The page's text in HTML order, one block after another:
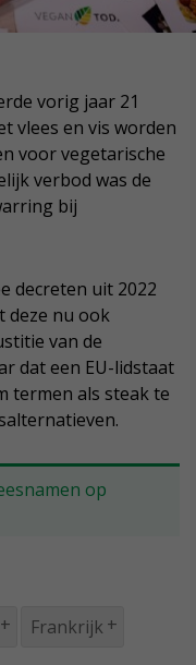
vorig jaar 21
vlees en vis worden
voor vegetarische
verbod was de
bij
decreten uit 2022
deze nu ook
van de
dat een EU-lidstaat
termen als steak te
op
Frankrijk